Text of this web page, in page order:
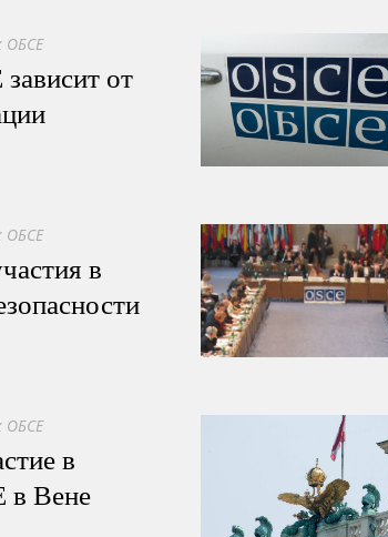
ОБСЕ
от
ОБСЕ
в
ОБСЕ
в
в Вене